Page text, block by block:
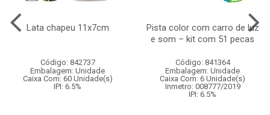
Lata chapeu 11x7cm
Código: 842737
Embalagem: Unidade
Caixa Com: 60 Unidade(s)
IPI: 6.5%
Pista color com carro de luz
e som – kit com 51 pecas
Código: 841364
Embalagem: Unidade
Caixa Com: 6 Unidade(s)
Inmetro: 008777/2019
IPI: 6.5%